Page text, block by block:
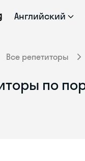
Английский
Все репетиторы
по